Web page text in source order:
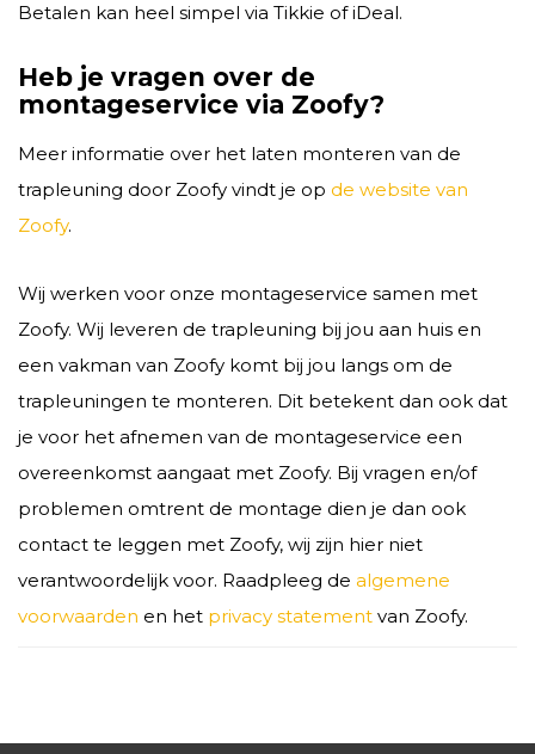
Betalen kan heel simpel via Tikkie of iDeal.
Heb je vragen over de
montageservice via Zoofy?
Meer informatie over het laten monteren van de
trapleuning door Zoofy vindt je op de website van
Zoofy.
Wij werken voor onze montageservice samen met
Zoofy. Wij leveren de trapleuning bij jou aan huis en
een vakman van Zoofy komt bij jou langs om de
trapleuningen te monteren. Dit betekent dan ook dat
je voor het afnemen van de montageservice een
overeenkomst aangaat met Zoofy. Bij vragen en/of
problemen omtrent de montage dien je dan ook
contact te leggen met Zoofy, wij zijn hier niet
verantwoordelijk voor. Raadpleeg de algemene
voorwaarden en het privacy statement van Zoofy.